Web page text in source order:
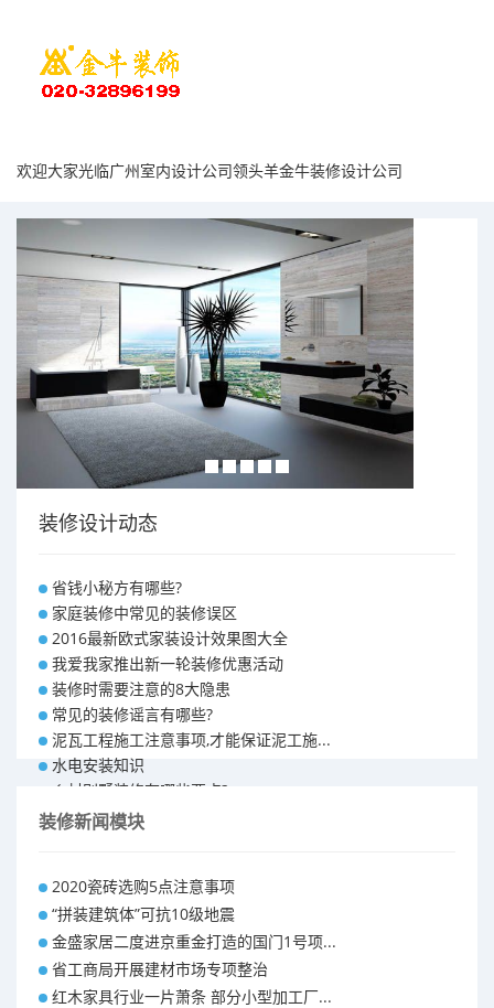
欢迎大家光临广州室内设计公司领头羊金牛装修设计公司
装修设计动态
省钱小秘方有哪些?
家庭装修中常见的装修误区
2016最新欧式家装设计效果图大全
我爱我家推出新一轮装修优惠活动
装修时需要注意的8大隐患
常见的装修谣言有哪些?
泥瓦工程施工注意事项,才能保证泥工施...
水电安装知识
乡村别墅装修有哪些要点?
别墅怎样装修之装修技巧
昆明110平米装修预算 装修报价清单
昆明100平米装修多少钱
装修新闻模块
2020瓷砖选购5点注意事项
“拼装建筑体”可抗10级地震
金盛家居二度进京重金打造的国门1号项...
省工商局开展建材市场专项整治
红木家具行业一片萧条 部分小型加工厂...